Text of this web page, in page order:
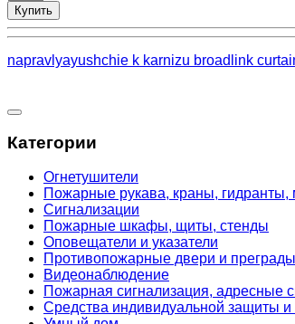
Купить
napravlyayushchie k karnizu broadlink
Категории
Огнетушители
Пожарные рукава, краны,
Сигнализации
Пожарные шкафы, щиты, стенды
Оповещатели и указатели
Противопожарные двери и преграды
Видеонаблюдение
Пожарная сигнализация, адресные
Средства индивидуальной защиты и